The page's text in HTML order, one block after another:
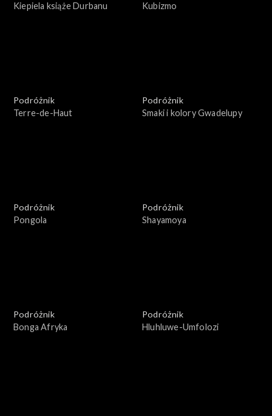
Kiepiela książe Durbanu
Kubizmo
Podróżnik
Terre-de-Haut
Podróżnik
Smaki i kolory Gwadelupy
Podróżnik
Pongola
Podróżnik
Shayamoya
Podróżnik
Bonga Afryka
Podróżnik
Hluhluwe-Umfolozi